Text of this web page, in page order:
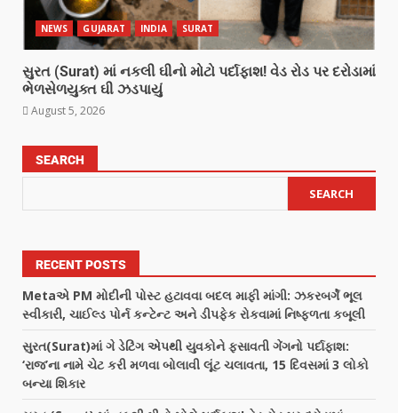
NEWS GUJARAT INDIA SURAT
સુરત (Surat) માં નકલી ઘીનો મોટો પર્દાફાશ! વેડ રોડ પર દરોડામાં
ભેળસેળયુક્ત ઘી ઝડપાયું
August 5, 2026
SEARCH
SEARCH
RECENT POSTS
Metaએ PM મોદીની પોસ્ટ હટાવવા બદલ માફી માંગી: ઝકરબર્ગે ભૂલ
સ્વીકારી, ચાઈલ્ડ પોર્ન કન્ટેન્ટ અને ડીપફેક રોકવામાં નિષ્ફળતા કબૂલી
સુરત(Surat)માં ગે ડેટિંગ એપથી યુવકોને ફસાવતી ગેંગનો પર્દાફાશ:
‘રાજ’ના નામે ચેટ કરી મળવા બોલાવી લૂંટ ચલાવતા, 15 દિવસમાં 3 લોકો
બન્યા શિકાર